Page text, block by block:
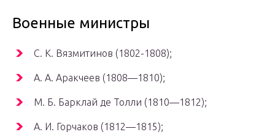
Военные министры
С. К. Вязмитинов (1802-1808);
А. А. Аракчеев (1808—1810);
M. Б. Барклай де Толли (1810—1812);
А. И. Горчаков (1812—1815);